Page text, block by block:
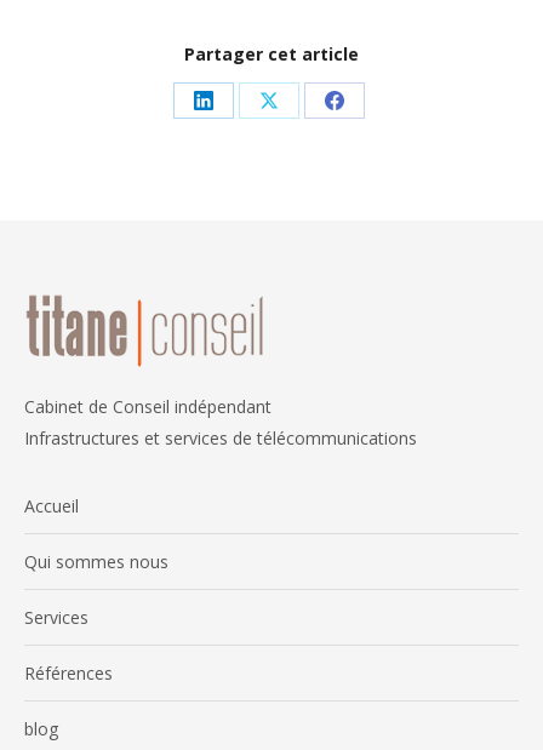
Partager cet article
PartagerPartagerPartager
Cabinet de Conseil indépendant
Infrastructures et services de télécommunications
Accueil
Qui sommes nous
Services
Références
blog